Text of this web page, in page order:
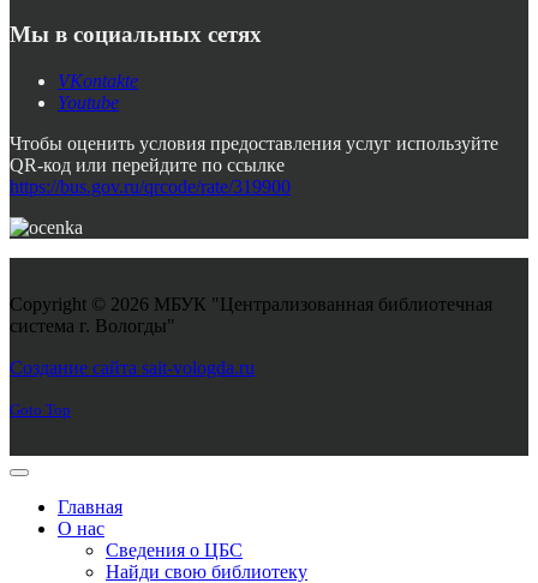
Мы в социальных сетях
VKontakte
Youtube
Чтобы оценить условия предоставления услуг используйте
QR-код или перейдите по ссылке
https://bus.gov.ru/qrcode/rate/319900
Copyright © 2026 МБУК "Централизованная библиотечная
система г. Вологды"
Создание сайта sait-vologda.ru
Goto Top
Главная
О нас
Сведения о ЦБС
Найди свою библиотеку